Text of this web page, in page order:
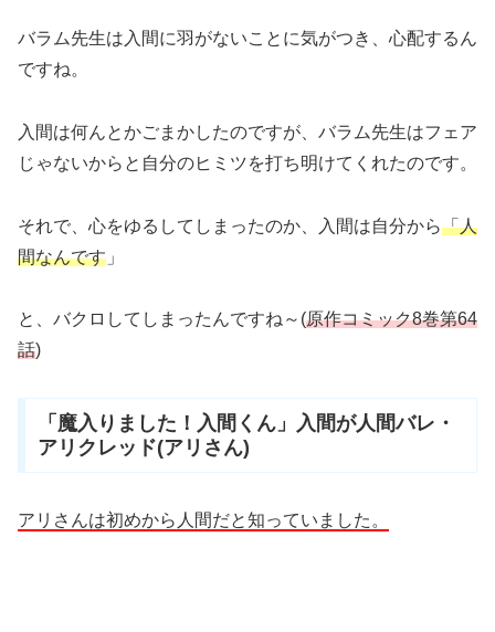
バラム先生は入間に羽がないことに気がつき、心配するん
ですね。
入間は何んとかごまかしたのですが、バラム先生はフェア
じゃないからと自分のヒミツを打ち明けてくれたのです。
それで、心をゆるしてしまったのか、入間は自分から「人
間なんです 」
と、バクロしてしまったんですね～(原作コミック8巻第64
話)
「魔入りました！入間くん」入間が人間バレ・
アリクレッド(アリさん)
アリさんは初めから人間だと知っていました。